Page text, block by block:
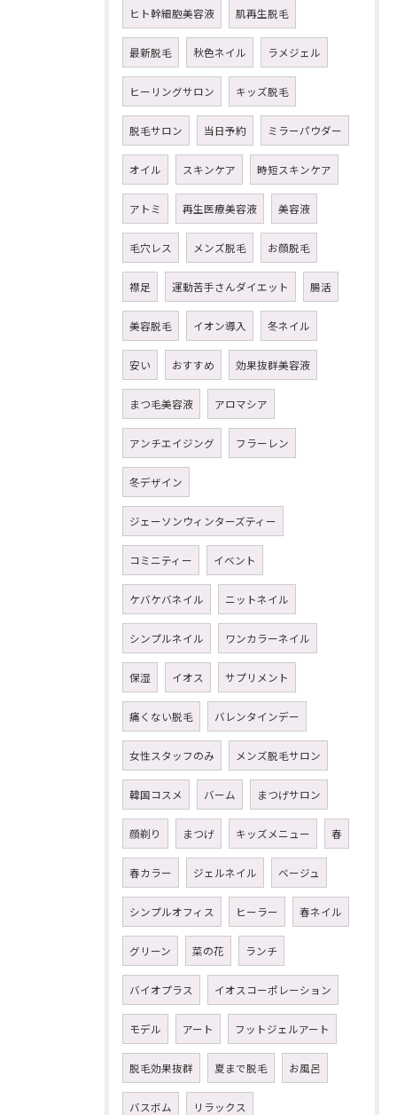
ヒト幹細胞美容液 肌再生脱毛
最新脱毛 秋色ネイル ラメジェル
ヒーリングサロン キッズ脱毛
脱毛サロン 当日予約 ミラーパウダー
オイル スキンケア 時短スキンケア
アトミ 再生医療美容液 美容液
毛穴レス メンズ脱毛 お顔脱毛
襟足 運動苦手さんダイエット 腸活
美容脱毛 イオン導入 冬ネイル
安い おすすめ 効果抜群美容液
まつ毛美容液 アロマシア
アンチエイジング フラーレン
冬デザイン
ジェーソンウィンターズティー
コミニティー イベント
ケバケバネイル ニットネイル
シンプルネイル ワンカラーネイル
保湿 イオス サプリメント
痛くない脱毛 バレンタインデー
女性スタッフのみ メンズ脱毛サロン
韓国コスメ バーム まつげサロン
顔剃り まつげ キッズメニュー 春
春カラー ジェルネイル ベージュ
シンプルオフィス ヒーラー 春ネイル
グリーン 菜の花 ランチ
バイオプラス イオスコーポレーション
モデル アート フットジェルアート
脱毛効果抜群 夏まで脱毛 お風呂
バスボム リラックス